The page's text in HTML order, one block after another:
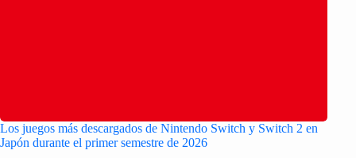
Los juegos más descargados de Nintendo Switch y Switch 2 en
Japón durante el primer semestre de 2026